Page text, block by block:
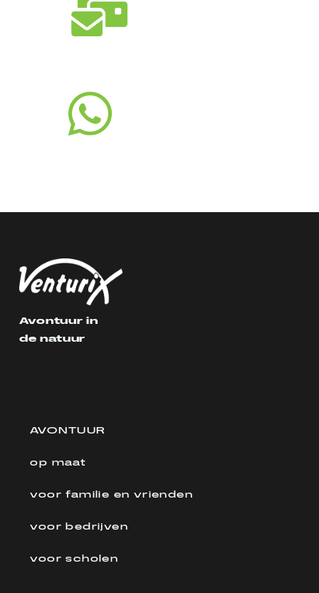
Avontuur in
de natuur
AVONTUUR
op maat
voor familie en vrienden
voor bedrijven
voor scholen